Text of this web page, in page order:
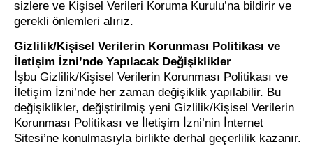
sizlere ve Kişisel Verileri Koruma Kurulu’na bildirir ve
gerekli önlemleri alırız.
Gizlilik/Kişisel Verilerin Korunması Politikası ve
İletişim İzni’nde Yapılacak Değişiklikler
İşbu Gizlilik/Kişisel Verilerin Korunması Politikası ve
İletişim İzni’nde her zaman değişiklik yapılabilir. Bu
değişiklikler, değiştirilmiş yeni Gizlilik/Kişisel Verilerin
Korunması Politikası ve İletişim İzni’nin İnternet
Sitesi’ne konulmasıyla birlikte derhal geçerlilik kazanır.